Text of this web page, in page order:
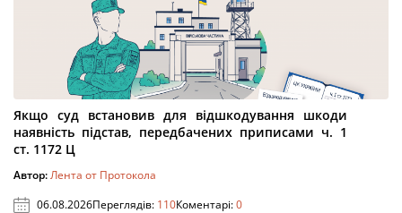
Якщо суд встановив для відшкодування шкоди
наявність підстав, передбачених приписами ч. 1
ст. 1172 Ц
Автор:Лента от Протокола
06.08.2026Переглядів: 110Коментарі:0